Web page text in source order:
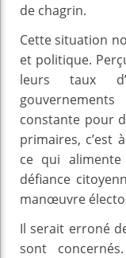
de chagrin.
Cette situation
et politique.
leurs taux
constante pour
primaires, c’est
ce qui
défiance
manœuvre
Il serait erroné
sont